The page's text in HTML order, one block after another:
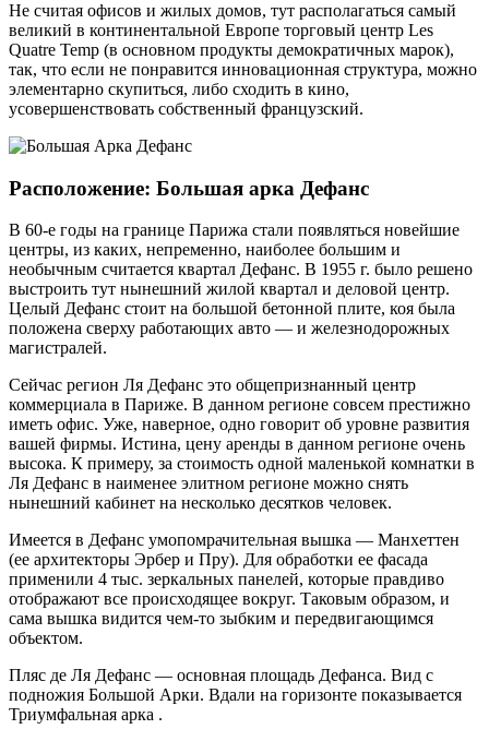
Не считая офисов и жилых домов, тут располагаться самый
великий в континентальной Европе торговый центр Les
Quatre Temp (в основном продукты демократичных марок),
так, что если не понравится инновационная структура, можно
элементарно скупиться, либо сходить в кино,
усовершенствовать собственный французский.
Расположение: Большая арка Дефанс
В 60-е годы на границе Парижа стали появляться новейшие
центры, из каких, непременно, наиболее большим и
необычным считается квартал Дефанс. В 1955 г. было решено
выстроить тут нынешний жилой квартал и деловой центр.
Целый Дефанс стоит на большой бетонной плите, коя была
положена сверху работающих авто — и железнодорожных
магистралей.
Сейчас регион Ля Дефанс это общепризнанный центр
коммерциала в Париже. В данном регионе совсем престижно
иметь офис. Уже, наверное, одно говорит об уровне развития
вашей фирмы. Истина, цену аренды в данном регионе очень
высока. К примеру, за стоимость одной маленькой комнатки в
Ля Дефанс в наименее элитном регионе можно снять
нынешний кабинет на несколько десятков человек.
Имеется в Дефанс умопомрачительная вышка — Манхеттен
(ее архитекторы Эрбер и Пру). Для обработки ее фасада
применили 4 тыс. зеркальных панелей, которые правдиво
отображают все происходящее вокруг. Таковым образом, и
сама вышка видится чем-то зыбким и передвигающимся
объектом.
Пляс де Ля Дефанс — основная площадь Дефанса. Вид с
подножия Большой Арки. Вдали на горизонте показывается
Триумфальная арка .